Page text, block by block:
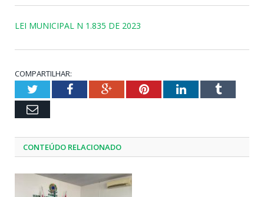
LEI MUNICIPAL N 1.835 DE 2023
COMPARTILHAR:
TwitterFacebookGoogle+PinterestLinkedInTumblr
Email
CONTEÚDO RELACIONADO